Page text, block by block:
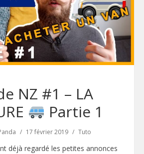
NZ #1 – LA
Partie 1
17 février 2019 Tuto
déjà regardé les petites annonces